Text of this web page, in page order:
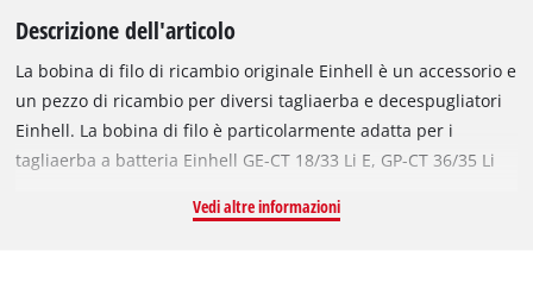
Descrizione dell'articolo
La bobina di filo di ricambio originale Einhell è un accessorio e
un pezzo di ricambio per diversi tagliaerba e decespugliatori
Einhell. La bobina di filo è particolarmente adatta per i
tagliaerba a batteria Einhell GE-CT 18/33 Li E, GP-CT 36/35 Li
decespugliatori a batteria Einhell AGILLO , AGILLO 36/255 BL e
Vedi altre informazioni